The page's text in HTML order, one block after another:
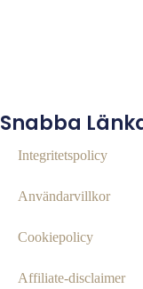
Snabba
Integritetspolicy
Användarvillkor
Cookiepolicy
Affiliate‑disclaimer